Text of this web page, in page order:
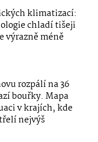
klimatizací:
chladí tišeji
výrazně méně
rozpálí na 36
bouřky. Mapa
v krajích, kde
nejvýš